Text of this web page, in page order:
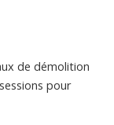
de démolition
pour